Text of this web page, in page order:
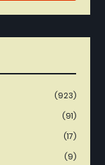
(923)
(91)
(17)
(9)